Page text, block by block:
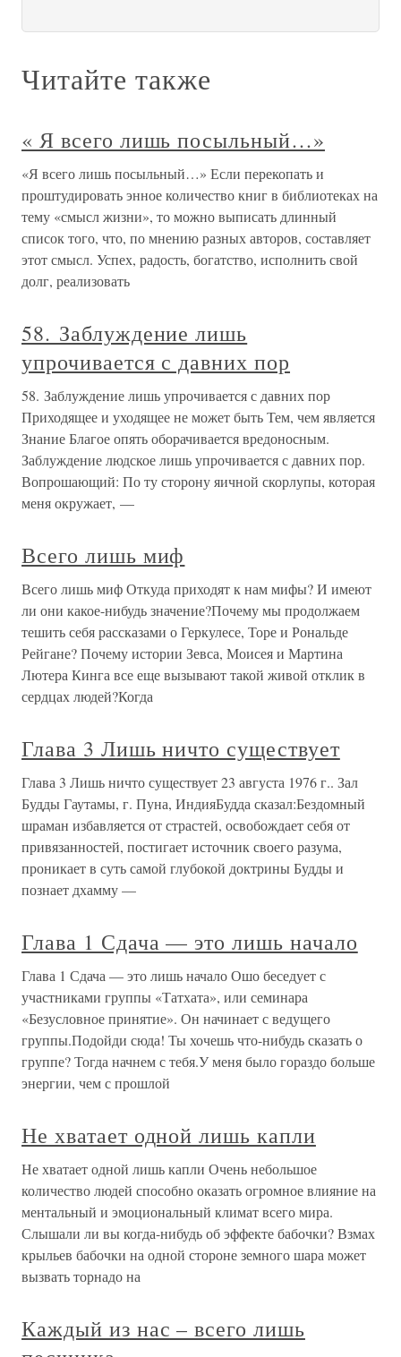
Читайте также
« Я всего лишь посыльный…»
«Я всего лишь посыльный…» Если перекопать и
проштудировать энное количество книг в библиотеках на
тему «смысл жизни», то можно выписать длинный
список того, что, по мнению разных авторов, составляет
этот смысл. Успех, радость, богатство, исполнить свой
долг, реализовать
58. Заблуждение лишь
упрочивается с давних пор
58. Заблуждение лишь упрочивается с давних пор
Приходящее и уходящее не может быть Тем, чем является
Знание Благое опять оборачивается вредоносным.
Заблуждение людское лишь упрочивается с давних пор.
Вопрошающий: По ту сторону яичной скорлупы, которая
меня окружает, —
Всего лишь миф
Всего лишь миф Откуда приходят к нам мифы? И имеют
ли они какое-нибудь значение?Почему мы продолжаем
тешить себя рассказами о Геркулесе, Торе и Рональде
Рейгане? Почему истории Зевса, Моисея и Мартина
Лютера Кинга все еще вызывают такой живой отклик в
сердцах людей?Когда
Глава 3 Лишь ничто существует
Глава 3 Лишь ничто существует 23 августа 1976 г.. Зал
Будды Гаутамы, г. Пуна, ИндияБудда сказал:Бездомный
шраман избавляется от страстей, освобождает себя от
привязанностей, постигает источник своего разума,
проникает в суть самой глубокой доктрины Будды и
познает дхамму —
Глава 1 Сдача — это лишь начало
Глава 1 Сдача — это лишь начало Ошо беседует с
участниками группы «Татхата», или семинара
«Безусловное принятие». Он начинает с ведущего
группы.Подойди сюда! Ты хочешь что-нибудь сказать о
группе? Тогда начнем с тебя.У меня было гораздо больше
энергии, чем с прошлой
Не хватает одной лишь капли
Не хватает одной лишь капли Очень небольшое
количество людей способно оказать огромное влияние на
ментальный и эмоциональный климат всего мира.
Слышали ли вы когда-нибудь об эффекте бабочки? Взмах
крыльев бабочки на одной стороне земного шара может
вызвать торнадо на
Каждый из нас – всего лишь